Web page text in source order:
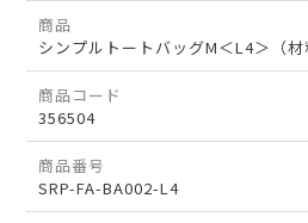
商品
シンプルトートバッグM＜L4＞（材
商品コード
356504
商品番号
SRP-FA-BA002-L4